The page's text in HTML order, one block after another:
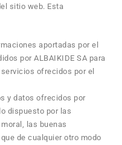
sitio web. Esta
aportadas por el
por ALBAIKIDE SA para
ofrecidos por el
y datos ofrecidos por
dispuesto por las
las buenas
de cualquier otro modo